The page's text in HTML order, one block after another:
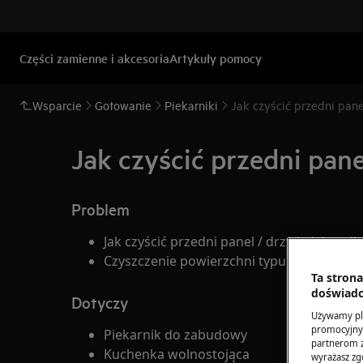
Części zamienne i akcesoriaArtykuły pomocy
Wsparcie Gotowanie Piekarniki Jak czyścić przedni
Jak czyścić przedni
Problem
Jak czyścić przedni panel / drzwi
Czyszczenie powierzchni typu inox
Dotyczy
Piekarnik do zabudowy
Kuchenka wolnostojąca
Ta
Używamy
partnerom
wyrażasz